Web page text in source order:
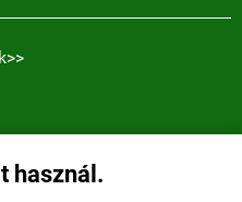
használ.